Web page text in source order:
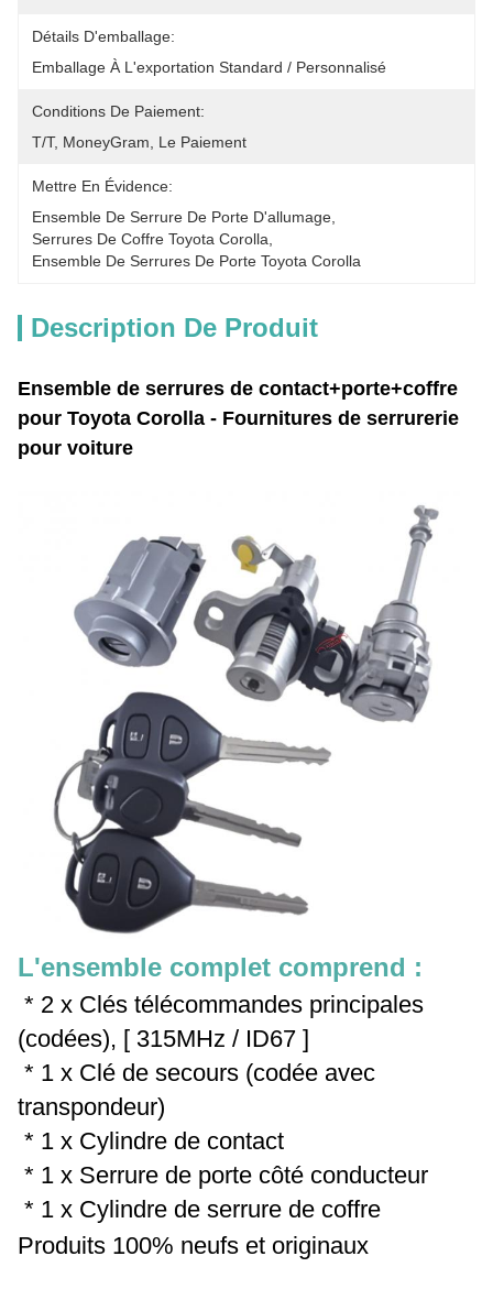
Détails D'emballage:
Emballage À L'exportation Standard / Personnalisé
Conditions De Paiement:
T/T, MoneyGram, Le Paiement
Mettre En Évidence:
Ensemble De Serrure De Porte D'allumage
Serrures De Coffre Toyota Corolla
Ensemble De Serrures De Porte Toyota Corolla
Description De Produit
Ensemble de serrures de contact+porte+coffre
pour Toyota Corolla - Fournitures de serrurerie
pour voiture
L'ensemble complet comprend :
* 2 x Clés télécommandes principales
(codées), [ 315MHz / ID67 ]
* 1 x Clé de secours (codée avec
transpondeur)
* 1 x Cylindre de contact
* 1 x Serrure de porte côté conducteur
* 1 x Cylindre de serrure de coffre
Produits 100% neufs et originaux